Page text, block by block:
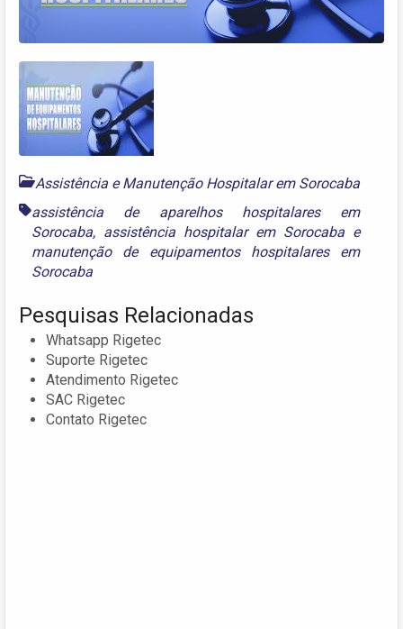
Assistência e Manutenção Hospitalar em Sorocaba
assistência de aparelhos hospitalares em
Sorocaba, assistência hospitalar em Sorocaba e
manutenção de equipamentos hospitalares em
Sorocaba
Pesquisas Relacionadas
Whatsapp Rigetec
Suporte Rigetec
Atendimento Rigetec
SAC Rigetec
Contato Rigetec